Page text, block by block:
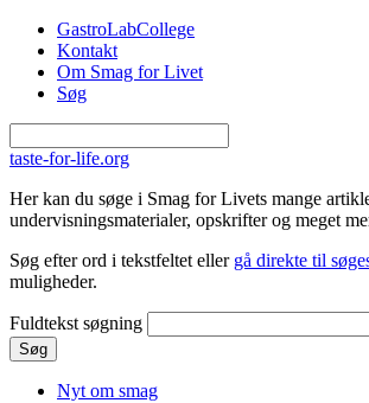
Gå til hovedindhold
GastroLabCollege
Kontakt
Om Smag for Livet
Søg
taste-for-life.org
Her kan du søge i Smag for Livets mange
undervisningsmaterialer, opskrifter og meget
Søg efter ord i tekstfeltet eller gå direkte til
muligheder.
Fuldtekst søgning
Nyt om smag